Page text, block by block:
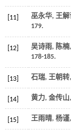
[11] 巫永华, 王
179.
[12] 吴诗雨, 陈楠
178-185.
[13] 石瑞, 王朝转
[14] 黄力, 金传
[15] 王雨晴, 杨谨